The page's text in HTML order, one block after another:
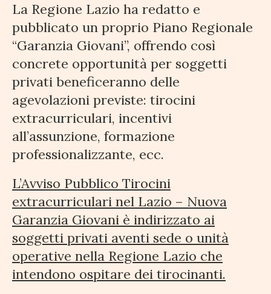
La Regione Lazio ha redatto e
pubblicato un proprio Piano Regionale
“Garanzia Giovani”, offrendo così
concrete opportunità per soggetti
privati beneficeranno delle
agevolazioni previste: tirocini
extracurriculari, incentivi
all’assunzione, formazione
professionalizzante, ecc.
L’Avviso Pubblico Tirocini
extracurriculari nel Lazio – Nuova
Garanzia Giovani è indirizzato ai
soggetti privati aventi sede o unità
operative nella Regione Lazio che
intendono ospitare dei tirocinanti.